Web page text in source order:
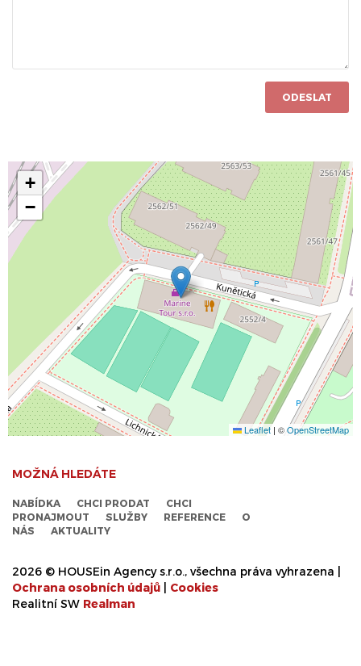
ODESLAT
+
−
Leaflet | ©OpenStreetMap
MOŽNÁ HLEDÁTE
NABÍDKA CHCI PRODAT
CHCI
PRONAJMOUT
SLUŽBY REFERENCE
O
NÁS
AKTUALITY
2026 © HOUSEin Agency s.r.o., všechna práva vyhrazena |
Ochrana osobních údajů
Cookies
Realitní SW Realman